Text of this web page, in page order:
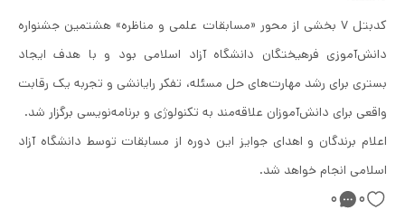
کدبتل ۷
بخشی از محور «مسابقات علمی و مناظره» هشتمین جشنواره
دانش‌آموزی فرهیختگان دانشگاه آزاد اسلامی بود و با هدف ایجاد
بستری برای رشد مهارت‌های حل مسئله، تفکر رایانشی و تجربه یک رقابت
واقعی برای دانش‌آموزان علاقه‌مند به تکنولوژی و برنامه‌نویسی برگزار شد.
اعلام برندگان و اهدای جوایز این دوره از مسابقات توسط دانشگاه آزاد
اسلامی انجام خواهد شد.
۰ ۰